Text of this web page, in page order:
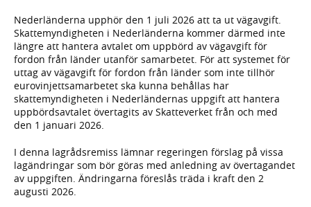
Nederländerna upphör den 1 juli 2026 att ta ut vägavgift.
Skattemyndigheten i Nederländerna kommer därmed inte
längre att hantera avtalet om uppbörd av vägavgift för
fordon från länder utanför samarbetet. För att systemet för
uttag av vägavgift för fordon från länder som inte tillhör
eurovinjettsamarbetet ska kunna behållas har
skattemyndigheten i Nederländernas uppgift att hantera
uppbördsavtalet övertagits av Skatteverket från och med
den 1 januari 2026.
I denna lagrådsremiss lämnar regeringen förslag på vissa
lagändringar som bör göras med anledning av övertagandet
av uppgiften. Ändringarna föreslås träda i kraft den 2
augusti 2026.